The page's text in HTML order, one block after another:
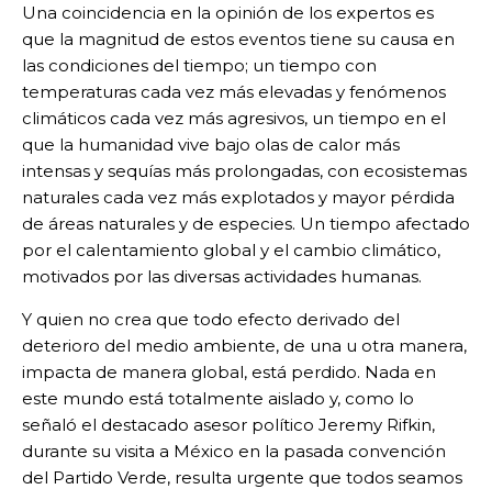
Una coincidencia en la opinión de los expertos es
que la magnitud de estos eventos tiene su causa en
las condiciones del tiempo; un tiempo con
temperaturas cada vez más elevadas y fenómenos
climáticos cada vez más agresivos, un tiempo en el
que la humanidad vive bajo olas de calor más
intensas y sequías más prolongadas, con ecosistemas
naturales cada vez más explotados y mayor pérdida
de áreas naturales y de especies. Un tiempo afectado
por el calentamiento global y el cambio climático,
motivados por las diversas actividades humanas.
Y quien no crea que todo efecto derivado del
deterioro del medio ambiente, de una u otra manera,
impacta de manera global, está perdido. Nada en
este mundo está totalmente aislado y, como lo
señaló el destacado asesor político Jeremy Rifkin,
durante su visita a México en la pasada convención
del Partido Verde, resulta urgente que todos seamos